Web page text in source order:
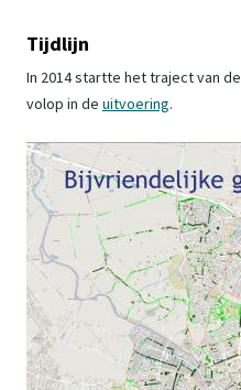
Tijdlijn
In 2014 startte het traject van de
volop in de uitvoering.